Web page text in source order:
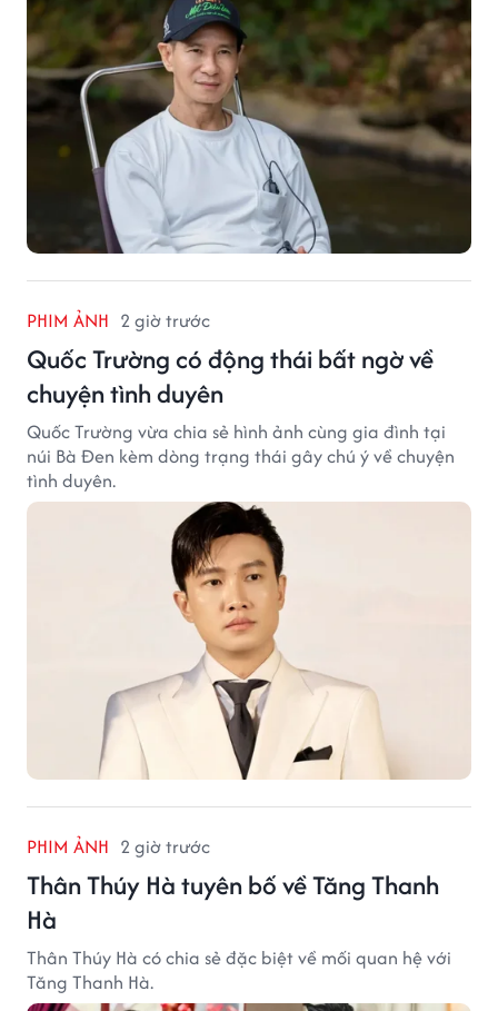
PHIM ẢNH 2 giờ trước
Quốc Trường có động thái bất ngờ về
chuyện tình duyên
Quốc Trường vừa chia sẻ hình ảnh cùng gia đình tại
núi Bà Đen kèm dòng trạng thái gây chú ý về chuyện
tình duyên.
PHIM ẢNH 2 giờ trước
Thân Thúy Hà tuyên bố về Tăng Thanh
Hà
Thân Thúy Hà có chia sẻ đặc biệt về mối quan hệ với
Tăng Thanh Hà.